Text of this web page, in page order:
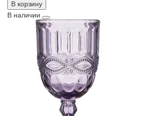
В корзину
В наличии